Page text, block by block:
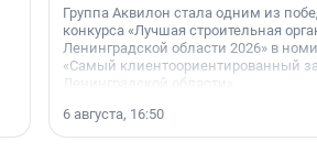
Группа Аквилон стала одним из
конкурса «Лучшая строительная
Ленинградской области 2026» в
«Самый клиентоориентированный
Ленинградской области».
6 августа, 16:50